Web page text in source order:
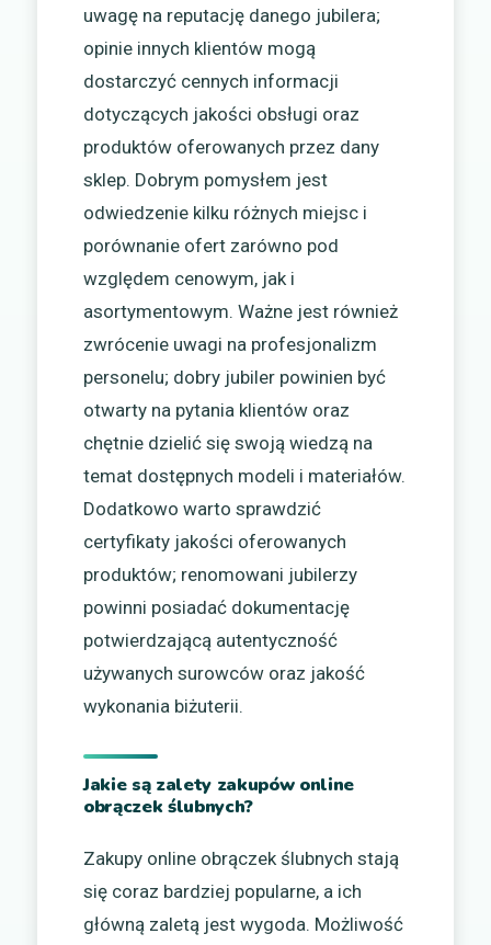
uwagę na reputację danego jubilera;
opinie innych klientów mogą
dostarczyć cennych informacji
dotyczących jakości obsługi oraz
produktów oferowanych przez dany
sklep. Dobrym pomysłem jest
odwiedzenie kilku różnych miejsc i
porównanie ofert zarówno pod
względem cenowym, jak i
asortymentowym. Ważne jest również
zwrócenie uwagi na profesjonalizm
personelu; dobry jubiler powinien być
otwarty na pytania klientów oraz
chętnie dzielić się swoją wiedzą na
temat dostępnych modeli i materiałów.
Dodatkowo warto sprawdzić
certyfikaty jakości oferowanych
produktów; renomowani jubilerzy
powinni posiadać dokumentację
potwierdzającą autentyczność
używanych surowców oraz jakość
wykonania biżuterii.
Jakie są zalety zakupów online
obrączek ślubnych?
Zakupy online obrączek ślubnych stają
się coraz bardziej popularne, a ich
główną zaletą jest wygoda. Możliwość